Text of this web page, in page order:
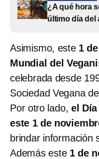
¿A qué hora
último día del
Asimismo, este1 de
Mundial del
celebrada desde
Sociedad Vegana
Por otro lado, el
este 1 de
brindar información
Además este 1 de